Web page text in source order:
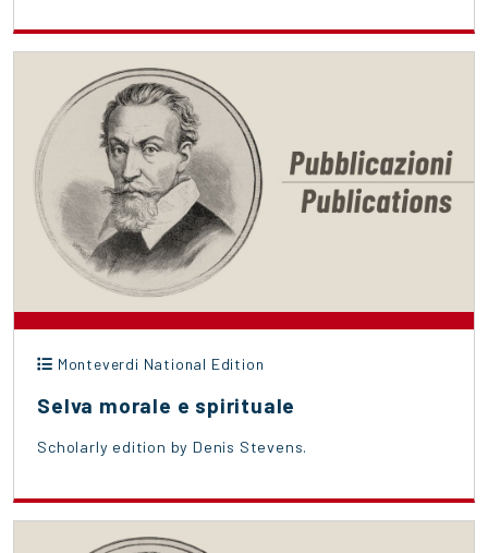
Monteverdi National Edition
Selva morale e spirituale
Scholarly edition by Denis Stevens.